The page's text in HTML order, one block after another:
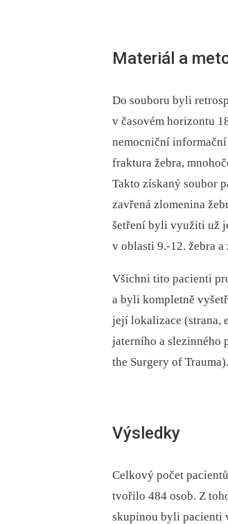
Materiál a
Do souboru byli
v časovém horizontu
nemocniční
fraktura žebra,
Takto získaný soubor
zavřená zlomenina
šetření byli využiti už
v oblasti 9.-12. žebra
Všichni tito pacienti
a byli kompletně
její lokalizace (strana,
jaterního a slezinného
the Surgery of Trauma).
Výsledky
Celkový počet
tvořilo 484 osob. Z
skupinou byli pacienti